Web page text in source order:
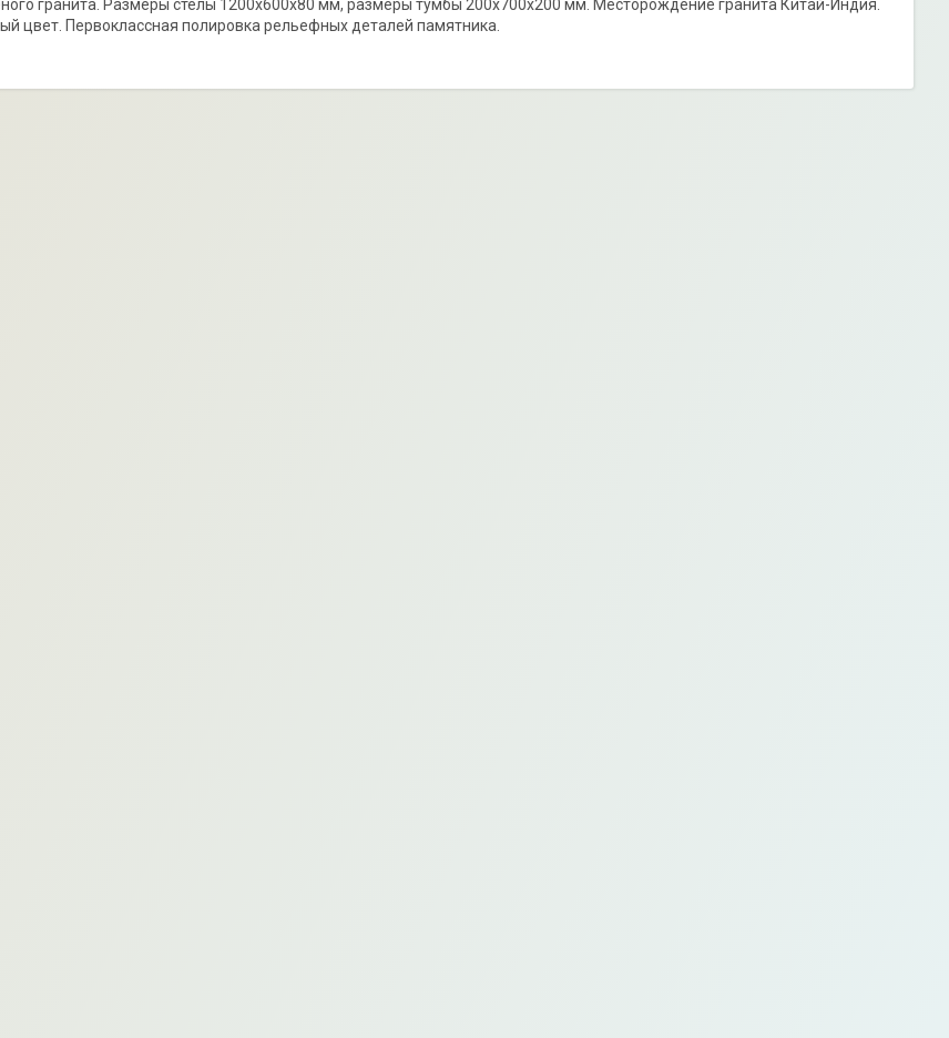
гранита. Размеры стелы 1200х600х80 мм, размеры тумбы 200х700х200 мм. Месторождение гранита Китай-Индия.
цвет. Первоклассная полировка рельефных деталей памятника.